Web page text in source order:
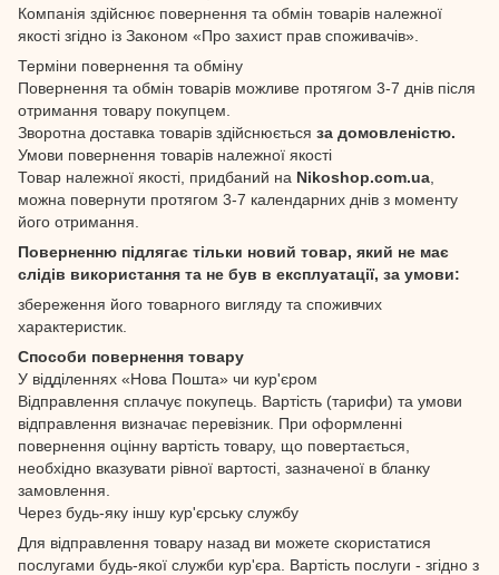
Компанія здійснює повернення та обмін товарів належної
якості згідно із Законом «Про захист прав споживачів».
Терміни повернення та обміну
Повернення та обмін товарів можливе протягом 3-7 днів після
отримання товару покупцем.
Зворотна доставка товарів здійснюється за домовленістю.
Умови повернення товарів належної якості
Товар належної якості, придбаний на Nikoshop.com.ua
можна повернути протягом 3-7 календарних днів з моменту
його отримання.
Поверненню підлягає тільки новий товар, який не має
слідів використання та не був в експлуатації, за умови:
збереження його товарного вигляду та споживчих
характеристик.
Способи повернення товару
У відділеннях «Нова Пошта» чи кур'єром
Відправлення сплачує покупець. Вартість (тарифи) та умови
відправлення визначає перевізник. При оформленні
повернення оцінну вартість товару, що повертається,
необхідно вказувати рівної вартості, зазначеної в бланку
замовлення.
Через будь-яку іншу кур'єрську службу
Для відправлення товару назад ви можете скористатися
послугами будь-якої служби кур'єра. Вартість послуги - згідно з